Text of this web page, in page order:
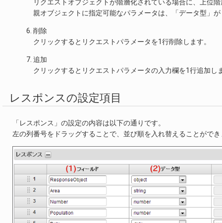
リクエストオブジェクトが階層化されている場合に、上位
親オブジェクトに指定可能なパラメータは、「データ型」
削除
クリックするとリクエストパラメータを1行削除します。
追加
クリックするとリクエストパラメータの入力欄を1行追加し
レスポンスの設定項目
「レスポンス」の設定の内容は以下の通りです。
左の列番号をドラッグすることで、並び順を入れ替えることがで